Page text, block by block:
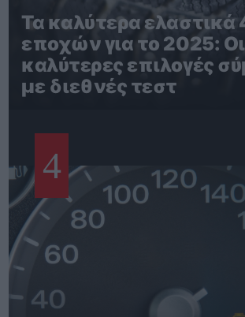
Τα καλύτερα ελαστικά
εποχών για το 2025:
καλύτερες επιλογές
με διεθνές τεστ
4